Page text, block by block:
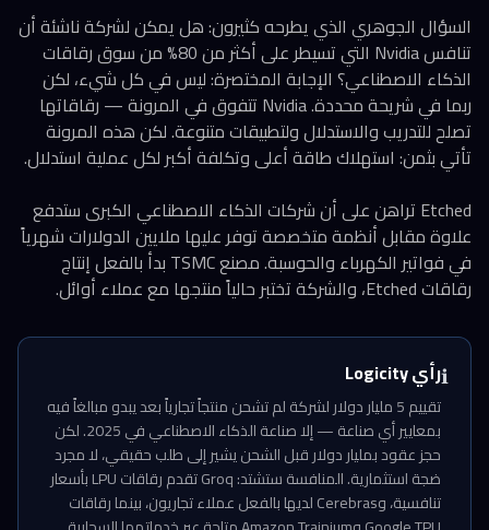
السؤال الجوهري الذي يطرحه كثيرون: هل يمكن لشركة ناشئة أن
تنافس Nvidia التي تسيطر على أكثر من 80% من سوق رقاقات
الذكاء الاصطناعي؟ الإجابة المختصرة: ليس في كل شيء، لكن
ربما في شريحة محددة. Nvidia تتفوق في المرونة — رقاقاتها
تصلح للتدريب والاستدلال ولتطبيقات متنوعة. لكن هذه المرونة
تأتي بثمن: استهلاك طاقة أعلى وتكلفة أكبر لكل عملية استدلال.
Etched تراهن على أن شركات الذكاء الاصطناعي الكبرى ستدفع
علاوة مقابل أنظمة متخصصة توفر عليها ملايين الدولارات شهرياً
في فواتير الكهرباء والحوسبة. مصنع TSMC بدأ بالفعل إنتاج
رقاقات Etched، والشركة تختبر حالياً منتجها مع عملاء أوائل.
ℹ️رأي Logicity
تقييم 5 مليار دولار لشركة لم تشحن منتجاً تجارياً بعد يبدو مبالغاً فيه
بمعايير أي صناعة — إلا صناعة الذكاء الاصطناعي في 2025. لكن
حجز عقود بمليار دولار قبل الشحن يشير إلى طلب حقيقي، لا مجرد
ضجة استثمارية. المنافسة ستشتد: Groq تقدم رقاقات LPU بأسعار
تنافسية، وCerebras لديها بالفعل عملاء تجاريون، بينما رقاقات